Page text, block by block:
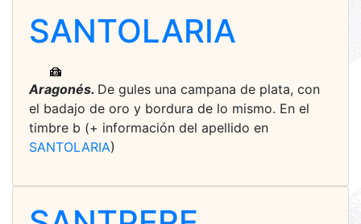
SANTOLARIA
Aragonés. De gules una campana de plata, con
el badajo de oro y bordura de lo mismo. En el
timbre b (+ información del apellido en
SANTOLARIA)